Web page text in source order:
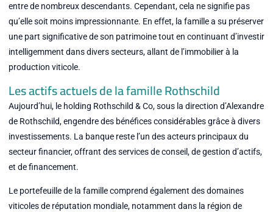
entre de nombreux descendants. Cependant, cela ne signifie pas
qu’elle soit moins impressionnante. En effet, la famille a su préserver
une part significative de son patrimoine tout en continuant d’investir
intelligemment dans divers secteurs, allant de l’immobilier à la
production viticole.
Les actifs actuels de la famille Rothschild
Aujourd’hui, le holding Rothschild & Co, sous la direction d’Alexandre
de Rothschild, engendre des bénéfices considérables grâce à divers
investissements. La banque reste l’un des acteurs principaux du
secteur financier, offrant des services de conseil, de gestion d’actifs,
et de financement.
Le portefeuille de la famille comprend également des domaines
viticoles de réputation mondiale, notamment dans la région de